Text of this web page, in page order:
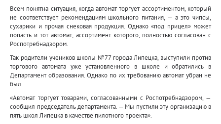
Всем понятна ситуация, когда автомат торгует ассортиментом, который
не соответствует рекомендациям школьного питания, — а это чипсы,
сухарики и прочая снековая продукция. Однако «под прицел» может
попасть и тот автомат, ассортимент которого, полностью согласован с
Роспотребнадзором.
Так родители учеников школы №77 города Липецка, выступили против
торгового автомата уже установленного в школе и обратились в
Департамент образования. Однако по их требованию автомат убран не
был.
«Автомат торгует товарами, согласованными с Роспотребнадзором, —
сообщил председатель департамента. — Мы пустили эту организацию в
пять школ Липецка в качестве пилотного проекта».